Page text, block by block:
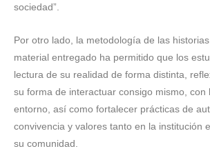
sociedad”.
Por otro lado, la metodología de las historias
material entregado ha permitido que los
lectura de su realidad de forma distinta,
su forma de interactuar consigo mismo, con
entorno, así como fortalecer prácticas de
convivencia y valores tanto en la institución
su comunidad.